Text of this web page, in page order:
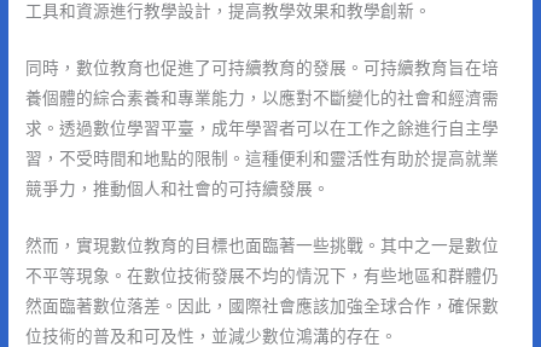
工具和資源進行教學設計，提高教學效果和教學創新。
同時，數位教育也促進了可持續教育的發展。可持續教育旨在培
養個體的綜合素養和專業能力，以應對不斷變化的社會和經濟需
求。透過數位學習平臺，成年學習者可以在工作之餘進行自主學
習，不受時間和地點的限制。這種便利和靈活性有助於提高就業
競爭力，推動個人和社會的可持續發展。
然而，實現數位教育的目標也面臨著一些挑戰。其中之一是數位
不平等現象。在數位技術發展不均的情況下，有些地區和群體仍
然面臨著數位落差。因此，國際社會應該加強全球合作，確保數
位技術的普及和可及性，並減少數位鴻溝的存在。